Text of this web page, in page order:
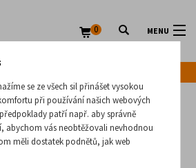
MENU
0
skříň s
343 W
se ze všech sil přinášet vysokou
při používání našich webových
patří např. aby správně
abychom vás neobtěžovali nevhodnou
měli dostatek podnětů, jak web